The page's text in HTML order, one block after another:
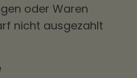
oder Waren
nicht ausgezahlt